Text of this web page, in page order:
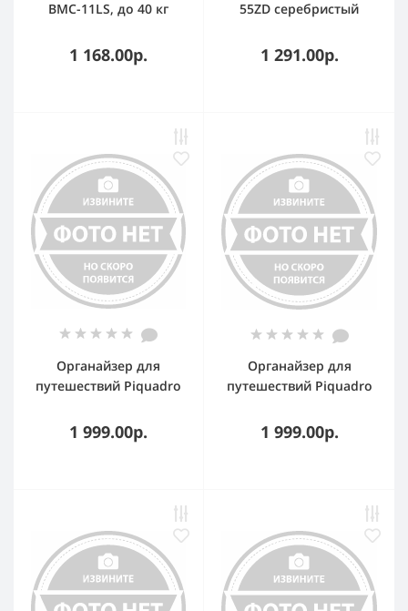
BMC-11LS, до 40 кг
1 168.00р.
55ZD серебристый
колеса, до 55 кг
1 291.00р.
Органайзер для
путешествий Piquadro
35x12x18мм полиэстер
1 999.00р.
Органайзер для
путешествий Piquadro
350x120x375мм
полиэстер серый
1 999.00р.